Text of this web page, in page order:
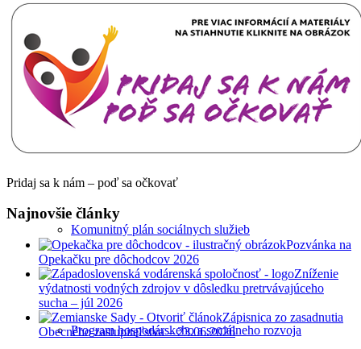
Poloha obce
Územný plán
Komunitný plán sociálnych služieb
Program hospodárskeho a sociálneho rozvoja
Pridaj sa k nám – poď sa očkovať
Najnovšie články
Pozvánka na
Opekačku pre dôchodcov 2026
Zníženie
výdatnosti vodných zdrojov v dôsledku pretrvávajúceho
sucha – júl 2026
Zápisnica zo zasadnutia
Obecného zastupiteľstva – 23.06.2026